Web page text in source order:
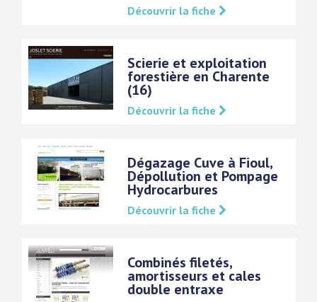
Découvrir la fiche
Scierie et exploitation
forestière en Charente
(16)
Découvrir la fiche
Dégazage Cuve à Fioul,
Dépollution et Pompage
Hydrocarbures
Découvrir la fiche
Combinés filetés,
amortisseurs et cales
double entraxe